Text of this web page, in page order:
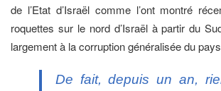
de l’Etat d’Israël comme l’ont montré
roquettes sur le nord d’Israël à partir du
largement à la corruption généralisée du
De fait, depuis un an,